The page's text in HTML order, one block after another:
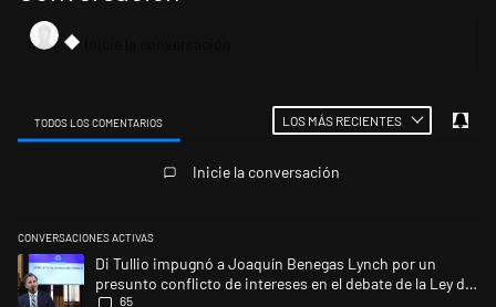
TODOS LOS COMENTARIOS LOS MÁS RECIENTES
Inicie la conversación
CONVERSACIONES ACTIVAS
Este listado muestra los artículos con más comentarios en los últimos
Un artículo de tendencia con el título "Di Tullio impugnó a Joaquín
Di Tullio impugnó a Joaquín Benegas Lynch por un
presunto conflicto de intereses en el debate de la Ley de
Tierras
65